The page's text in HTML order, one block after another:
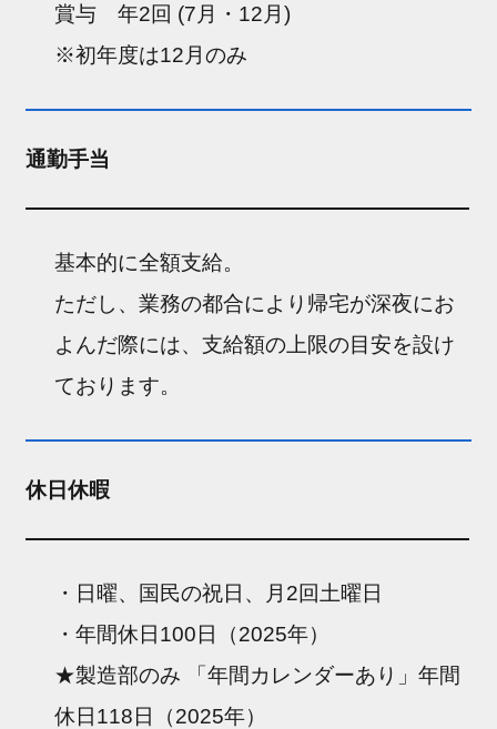
賞与 年2回 (7月・12月)
※初年度は12月のみ
通勤手当
基本的に全額支給。
ただし、業務の都合により帰宅が深夜にお
よんだ際には、支給額の上限の目安を設け
ております。
休日休暇
・日曜、国民の祝日、月2回土曜日
・年間休日100日（2025年）
★製造部のみ 「年間カレンダーあり」年間
休日118日（2025年）